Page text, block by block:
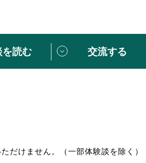
ランティアはじめての方へ
読む 交流する
ペシャルインタビュー
だけません。（一部体験談を除く）